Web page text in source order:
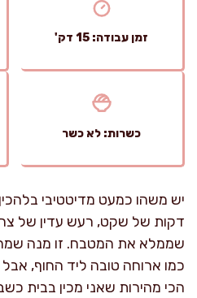
זמן עבודה: 15 דק'
כשרות: לא כשר
יש משהו כמעט מדיטטיבי
דקות של שקט, רעש עדין של
שממלא את המטבח. זו מנה
כמו ארוחה טובה ליד החוף,
הכי מהירות שאני מכין בבית